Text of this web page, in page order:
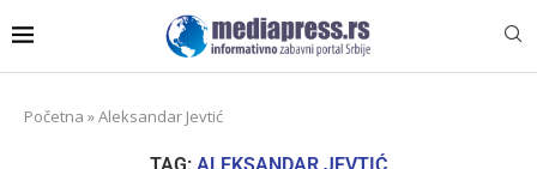
Početna »Aleksandar Jevtić